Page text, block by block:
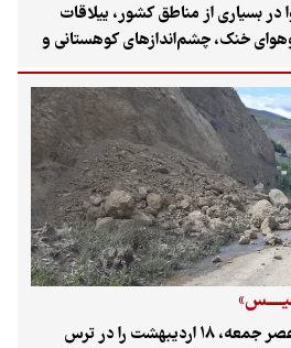
بسیاری از مناطق کشور، ییلاقات
خنک، چشم‌اندازهای کوهستانی و
مقاصد اصلی گردشگری تابستانی و
تنگه «ابوالقیس» سوادکوه، عصر جمعه، ۱۸ اردیبهشت را در ترس